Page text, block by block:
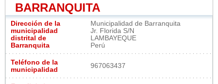
BARRANQUITA
Dirección de la
municipalidad
distrital de
Barranquita
Municipalidad de Barranquita
Jr. Florida S/N
LAMBAYEQUE
Perú
Teléfono de la
municipalidad
967063437